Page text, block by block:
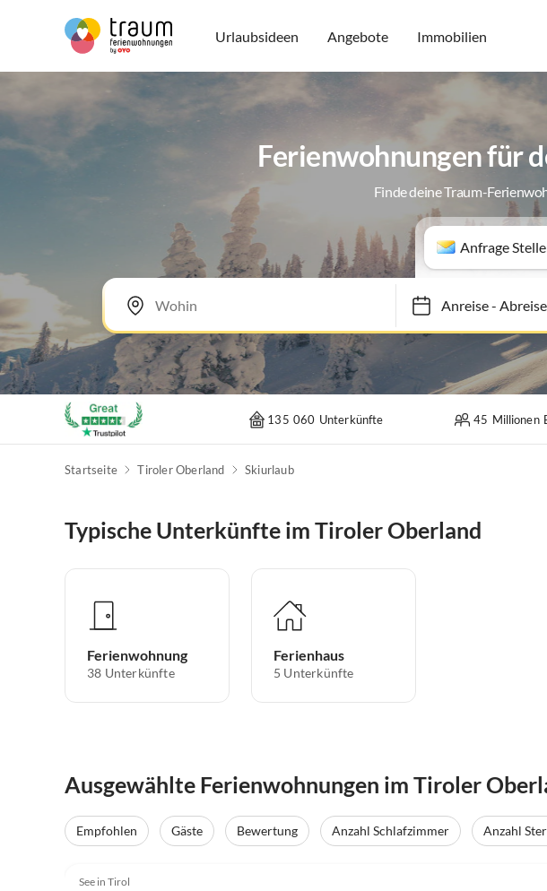
Urlaubsideen Angebote Immobilien
Ferienwohnungen für
Finde deine Traum-
Anfrage
Anreise- Abreise
135 060 Unterkünfte 45 Millionen
Startseite Tiroler Oberland Skiurlaub
Typische Unterkünfte im Tiroler Oberland
Ferienwohnung
38 Unterkünfte
Ferienhaus
5 Unterkünfte
Ausgewählte Ferienwohnungen im Tiroler
Empfohlen Gäste Bewertung Anzahl Schlafzimmer Anzahl
See in Tirol